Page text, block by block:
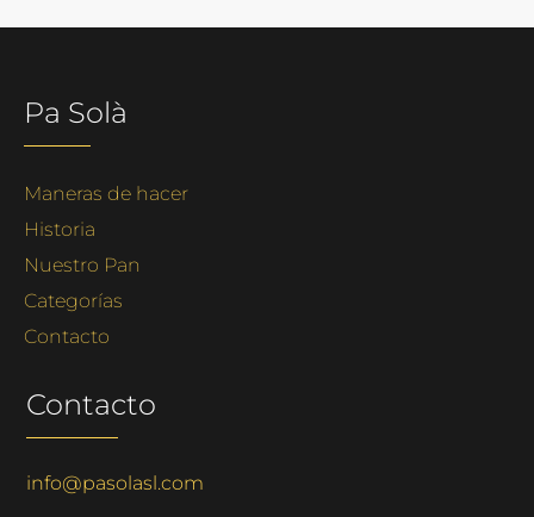
Pa Solà
Maneras de hacer
Historia
Nuestro Pan
Categorías
Contacto
Contacto
info@pasolasl.com